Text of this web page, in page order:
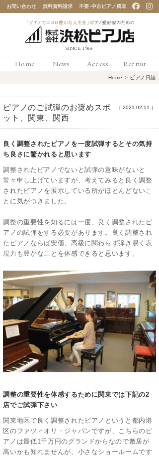
「ピアノでココロ豊かな
人生を」ピアノ愛好家の
ための 浜松ピアノ店
お問い合わせ 無料資料請求 不要･中古ピアノ買取
Home News Access Recruit
Home > ピアノ日誌
［ 2021.02.11 ］
ピアノのご試弾のお奨めスポ
ット、関東、関西
良く調整されたピアノを一度試弾するとその気持
ち良さに驚かれると思います
調整されたピアノでないと試弾の意味がないと
常々申し上げていますが、考えてみると良く調整
されたピアノを展示している所がほとんどないこ
とに気がつきました。
調整の重要性を知るには一度、良く調整されたピ
アノの試弾をする必要があります。良く調整され
たピアノならば安価、高級に関わらず弾き易く表
現力も豊かなことを体感できると思います。
調整の重要性を体感するために関東では下記の2
店でご試弾下さい
関東地区で良く調整されたピアノというと都内港
区のファツィオリ・ジャパンですが、こちらのピ
アノは最低1千万円のグランドからなので敷居が
高いかも知れませんが、小さなショールームです